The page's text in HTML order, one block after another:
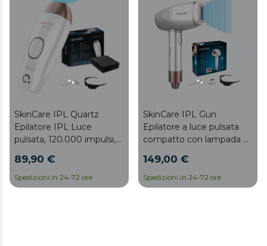
SkinCare IPL Quartz
Epilatore IPL Luce
pulsata, 120.000 impulsi,
sensore per rilevamento
del tipo di pelle, design
compatto
89,90 €
Spedizioni in 24-72 ore
SkinCare IPL Gun
Epilatore a luce pulsata
compatto con lampada al
149,00 €
Spedizioni in 24-72 ore